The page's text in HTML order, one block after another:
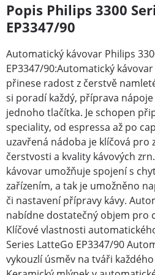
Popis Philips 3300
EP3347/90
Automatický kávovar Philips
EP3347/90:Automatický
přinese radost z čerstvě
si poradí každý, příprava
jednoho tlačítka. Je schopen
speciality, od espressa až po
uzavřená nádoba je klíčová
čerstvosti a kvality kávových
kávovar umožňuje spojení s
zařízením, a tak je umožněno
či nastavení přípravy kávy.
nabídne dostatečný objem pro
Klíčové vlastnosti
Series LatteGo EP3347/90
vykouzlí úsměv na tváři